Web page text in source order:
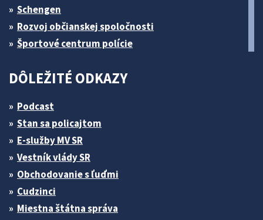
Schengen
Rozvoj občianskej spoločnosti
Športové centrum polície
DÔLEŽITÉ ODKAZY
Podcast
Stan sa policajtom
E-služby MV SR
Vestník vlády SR
Obchodovanie s ľuďmi
Cudzinci
Miestna štátna správa